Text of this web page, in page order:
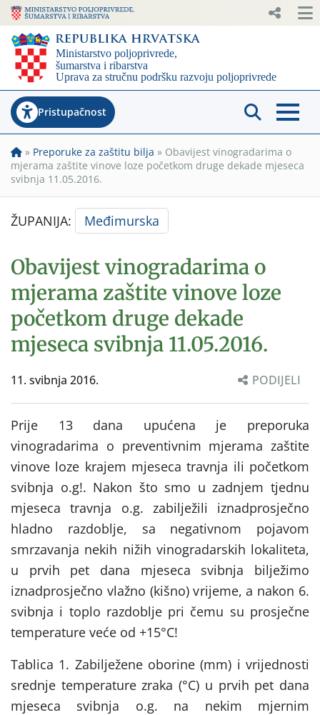
Pristupačnost
» Preporuke za zaštitu bilja » Obavijest vinogradarima o
mjerama zaštite vinove loze početkom druge dekade mjeseca
svibnja 11.05.2016.
ŽUPANIJA: Međimurska
Obavijest vinogradarima o
mjerama zaštite vinove loze
početkom druge dekade
mjeseca svibnja 11.05.2016.
11. svibnja 2016. PODIJELI
Prije 13 dana upućena je preporuka
vinogradarima o preventivnim mjerama zaštite
vinove loze krajem mjeseca travnja ili početkom
svibnja o.g!. Nakon što smo u zadnjem tjednu
mjeseca travnja o.g. zabilježili iznadprosječno
hladno razdoblje, sa negativnom pojavom
smrzavanja nekih nižih vinogradarskih lokaliteta,
u prvih pet dana mjeseca svibnja bilježimo
iznadprosječno vlažno (kišno) vrijeme, a nakon 6.
svibnja i toplo razdoblje pri čemu su prosječne
temperature veće od +15°C!
Tablica 1. Zabilježene oborine (mm) i vrijednosti
srednje temperature zraka (°C) u prvih pet dana
mjeseca svibnja o.g. na nekim mjernim